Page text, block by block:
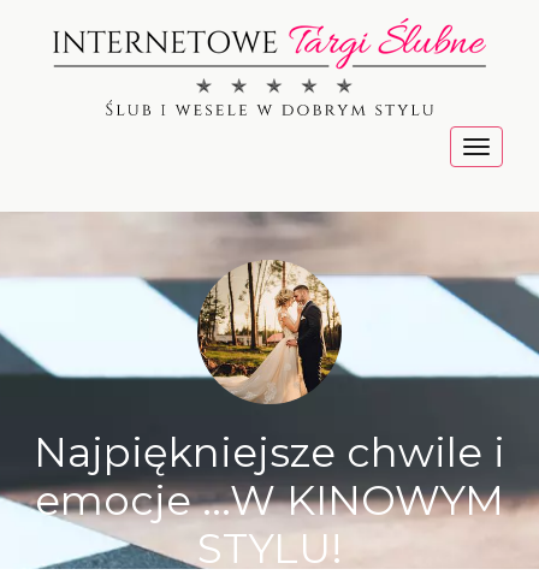
Menu
Najpiękniejsze chwile i
emocje ...W KINOWYM
STYLU!